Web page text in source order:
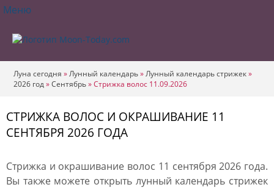
Меню
Луна сегодня »Лунный календарь»Лунный календарь стрижек»
2026 год»Сентябрь»Стрижка волос 11.09.2026
СТРИЖКА ВОЛОС И ОКРАШИВАНИЕ 11
СЕНТЯБРЯ 2026 ГОДА
Стрижка и окрашивание волос 11 сентября 2026 года.
Вы также можете открыть лунный календарь стрижек